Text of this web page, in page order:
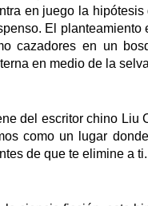
en juego la
El
cazadores en un
en medio de la
del escritor chino Liu
como un lugar
de que te elimine a ti.